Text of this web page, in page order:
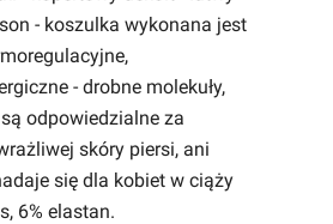
- koszulka wykonana jest
- drobne molekuły,
odpowiedzialne za
skóry piersi, ani
się dla kobiet w ciąży
6% elastan.